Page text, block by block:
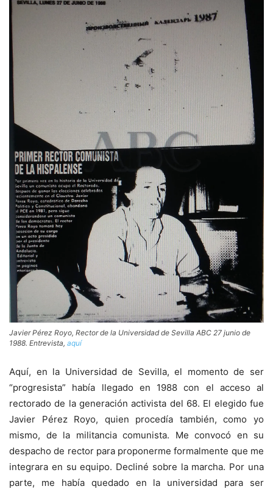
Javier Pérez Royo, Rector de la Universidad de Sevilla ABC 27 junio de
1988. Entrevista, aquí
Aquí, en la Universidad de Sevilla, el momento de ser
“progresista” había llegado en 1988 con el acceso al
rectorado de la generación activista del 68. El elegido fue
Javier Pérez Royo, quien procedía también, como yo
mismo, de la militancia comunista. Me convocó en su
despacho de rector para proponerme formalmente que me
integrara en su equipo. Decliné sobre la marcha. Por una
parte, me había quedado en la universidad para ser